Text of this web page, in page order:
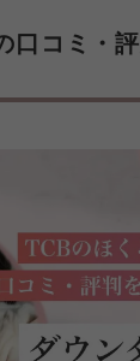
口コミ・